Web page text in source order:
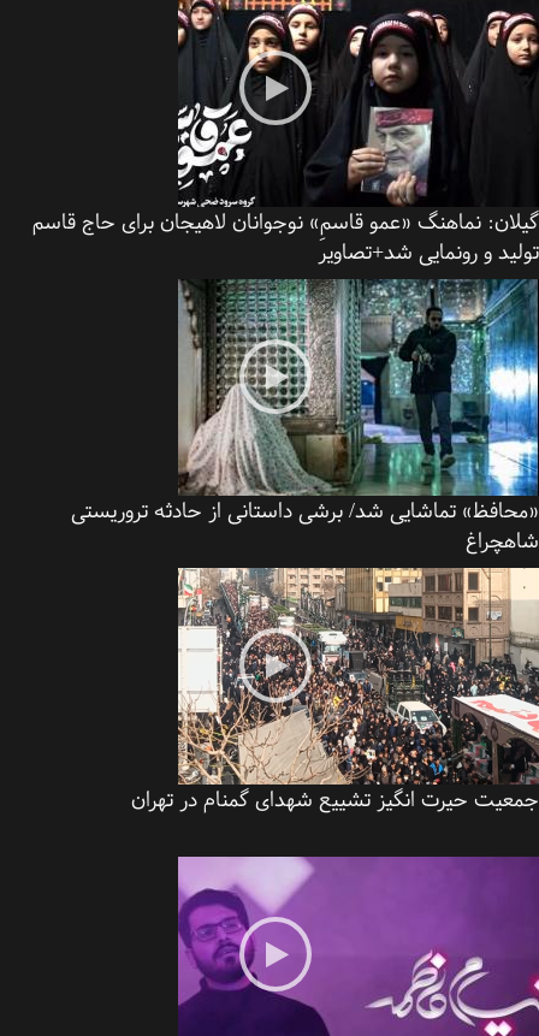
نماهنگ «عمو قاسمِ» نوجوانان لاهیجان برای حاج قاسم
و رونمایی شد+تصاویر
تماشایی شد/ برشی داستانی از حادثه تروریستی
حیرت انگیز تشییع شهدای گمنام در تهران